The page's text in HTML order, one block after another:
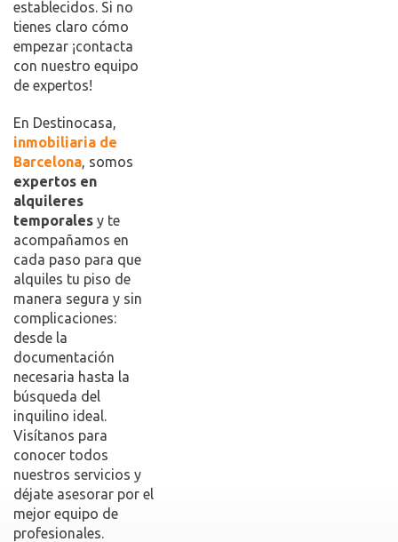
establecidos. Si no
tienes claro cómo
empezar ¡contacta
con nuestro equipo
de expertos!
En Destinocasa,
inmobiliaria de
Barcelona, somos
expertos en
alquileres
temporales y te
acompañamos en
cada paso para que
alquiles tu piso de
manera segura y sin
complicaciones:
desde la
documentación
necesaria hasta la
búsqueda del
inquilino ideal.
Visítanos para
conocer todos
nuestros servicios y
déjate asesorar por el
mejor equipo de
profesionales.